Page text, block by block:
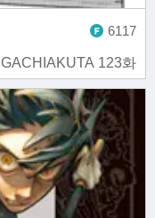
GACHIAKUTA 123화
6117